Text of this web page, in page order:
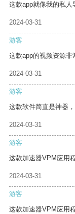
这款app就像我的私人
2024-03-31
游客
这款app的视频资源非
2024-03-31
游客
这款软件简直是神器
2024-03-31
游客
这款加速器VPM应用
2024-03-31
游客
这款加速器VPM应用